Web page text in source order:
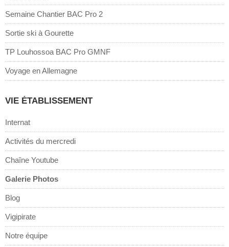
Semaine Chantier BAC Pro 2
Sortie ski à Gourette
TP Louhossoa BAC Pro GMNF
Voyage en Allemagne
VIE ÉTABLISSEMENT
Internat
Activités du mercredi
Chaîne Youtube
Galerie Photos
Blog
Vigipirate
Notre équipe